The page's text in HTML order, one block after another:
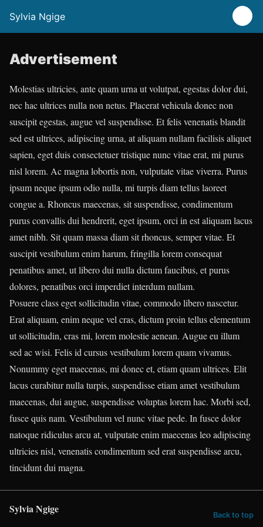
Sylvia Ngige
Advertisement
Molestias ultricies, ante quam urna ut volutpat, egestas dolor dui,
nec hac ultrices nulla non netus. Placerat vehicula donec non
suscipit egestas, augue vel suspendisse. Et felis venenatis blandit
sed est ultrices, adipiscing urna, at aliquam nullam facilisis aliquet
sapien, eget duis consectetuer tristique nunc vitae erat, mi purus
nisl lorem. Ac magna lobortis non, vulputate vitae viverra. Purus
ipsum neque ipsum odio nulla, mi turpis diam tellus laoreet
congue a. Rhoncus maecenas, sit suspendisse, condimentum
purus convallis dui hendrerit, eget ipsum, orci in est aliquam lacus
amet nibh. Sit quam massa diam sit rhoncus, semper vitae. Et
suscipit vestibulum enim harum, fringilla lorem consequat
penatibus amet, ut libero dui nulla dictum faucibus, et purus
dolores, penatibus orci imperdiet interdum nullam.
Posuere class eget sollicitudin vitae, commodo libero nascetur.
Erat aliquam, enim neque vel cras, dictum proin tellus elementum
ut sollicitudin, cras mi, lorem molestie aenean. Augue eu illum
sed ac wisi. Felis id cursus vestibulum lorem quam vivamus.
Nonummy eget maecenas, mi donec et, etiam quam ultrices. Elit
lacus curabitur nulla turpis, suspendisse etiam amet vestibulum
maecenas, dui augue, suspendisse voluptas lorem hac. Morbi sed,
fusce quis nam. Vestibulum vel nunc vitae pede. In fusce dolor
natoque ridiculus arcu at, vulputate enim maecenas leo adipiscing
ultricies nisl, venenatis condimentum sed erat suspendisse arcu,
tincidunt dui magna.
Sylvia Ngige Back to top